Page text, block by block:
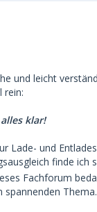
und leicht
rein:
klar!
Lade- und
finde ich
Fachforum
spannenden Thema.